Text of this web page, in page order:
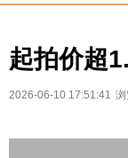
起拍价超
2026-06-10 17:51:41 浏